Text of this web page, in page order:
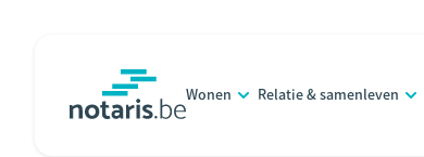
Wonen Relatie & samenleven